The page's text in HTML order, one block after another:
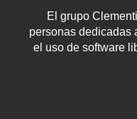
El grupo
personas dedicadas
el uso de software